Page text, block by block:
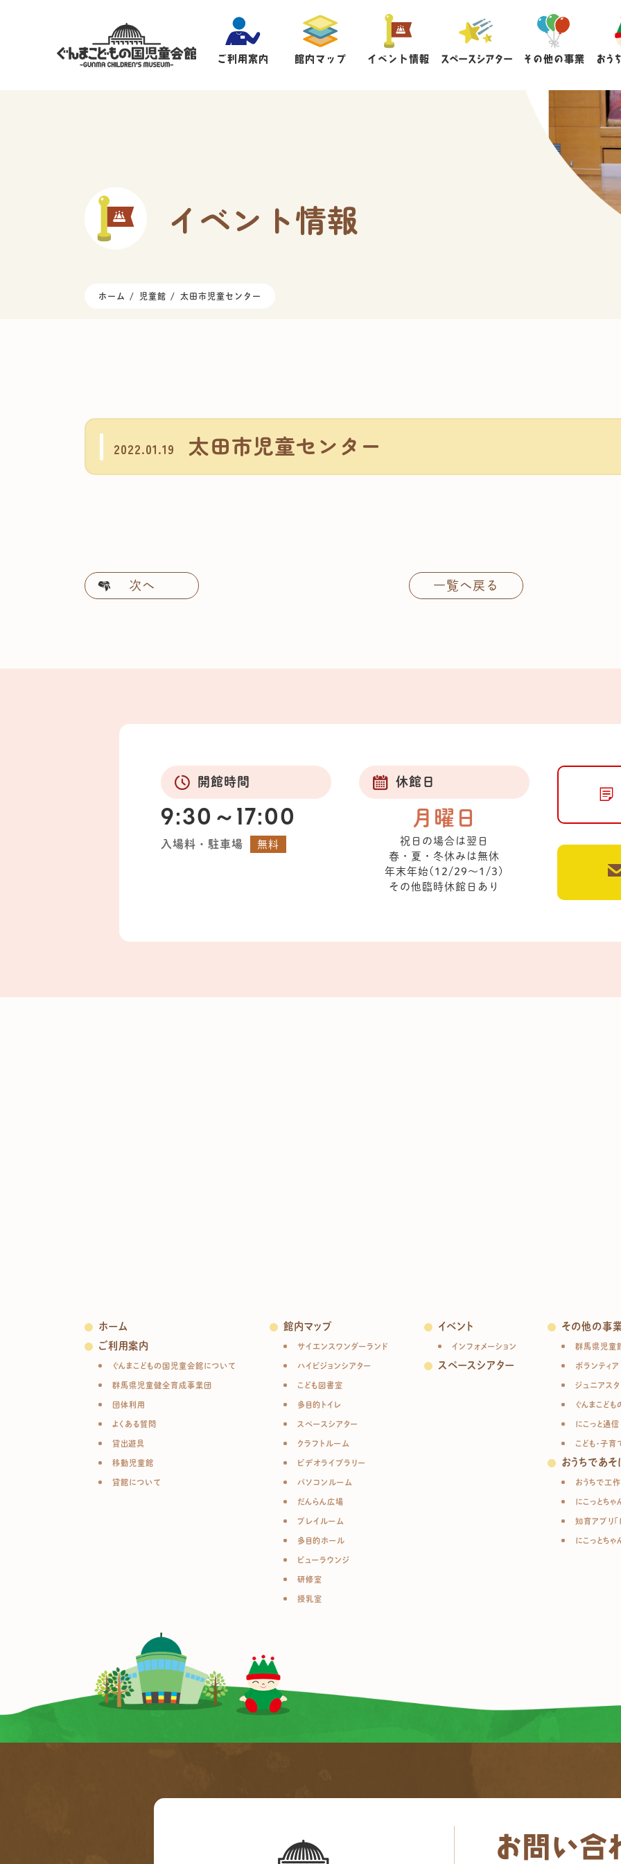
ご利用案内 館内マップ イベント情報 スペースシアター その他の事業 おう
イベント情報
ホーム 児童館 太田市児童センター
2022.01.19 太田市児童センター
次へ 一覧へ戻る
開館時間
9:30～17:00
入場料・駐車場 無料
休館日
月曜日
祝日の場合は翌日
春・夏・冬休みは無休
年末年始(12/29～1/3)
その他臨時休館日あり
ホーム
ご利用案内
ぐんまこどもの国児童会館について
群馬県児童健全育成事業団
団体利用
よくある質問
貸出遊具
移動児童館
貸館について
館内マップ
サイエンスワンダーランド
ハイビジョンシアター
こども図書室
多目的トイレ
スペースシアター
クラフトルーム
ビデオライブラリー
パソコンルーム
だんらん広場
プレイルーム
多目的ホール
ビューラウンジ
研修室
授乳室
イベント
インフォメーション
スペースシアター
その他の事
群馬県児童
ボランティア
ジュニアス
ぐんまこど
にこっと通信
こども・子
おうちであそ
おうちで工作
にこっとちゃ
知育アプリ「
にこっとち
お問い合